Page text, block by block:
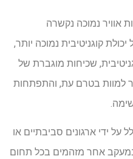
אוויר נמוכה נקשרה
קוגניטיבית נמוכה יותר,
שכיחות מוגברת של
למוות בטרם עת, והתפתחות
על ידי ארגונים סביבתיים או
במעקב אחר מזהמים בכל תחום